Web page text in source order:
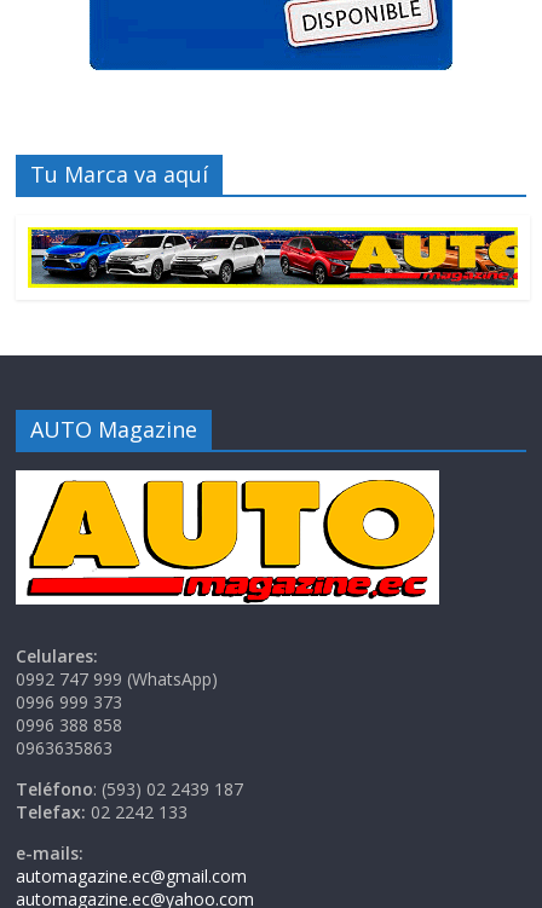
Tu Marca va aquí
AUTO Magazine
Celulares:
0992 747 999 (WhatsApp)
0996 999 373
0996 388 858
0963635863
Teléfono: (593) 02 2439 187
Telefax: 02 2242 133
e-mails:
automagazine.ec@gmail.com
automagazine.ec@yahoo.com